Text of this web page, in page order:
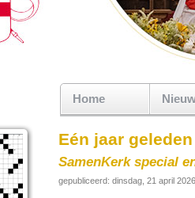
Home
Eén jaar
SamenKerk special
gepubliceerd: dinsdag, 21 april 2026